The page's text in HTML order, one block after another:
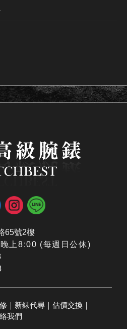
65號2樓
上8:00 (每週日公休)
｜ 新錶代尋 ｜ 估價交換 ｜
我們